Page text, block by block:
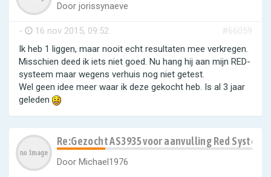
Door jorissynaeve
- 16 nov 2015, 09:52
#66059
Ik heb 1 liggen, maar nooit echt resultaten mee verkregen.
Misschien deed ik iets niet goed. Nu hang hij aan mijn RED-
systeem maar wegens verhuis nog niet getest.
Wel geen idee meer waar ik deze gekocht heb. Is al 3 jaar
geleden
Re:Gezocht AS3935 voor aanvulling Red Systeem
Door Michael1976